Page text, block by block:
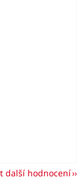
další hodnocení